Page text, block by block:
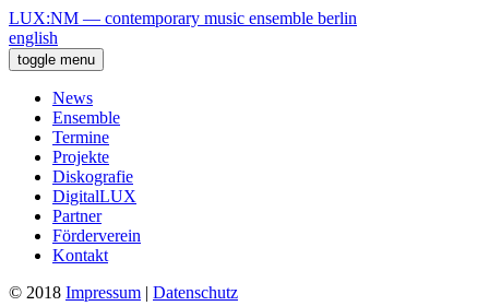
LUX:NM — contemporary music ensemble berlin
english
toggle menu
News
Ensemble
Termine
Projekte
Diskografie
DigitalLUX
Partner
Förderverein
Kontakt
© 2018 Impressum | Datenschutz